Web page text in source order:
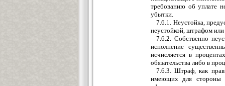
требованию об уплате
убытки.
7.6.1. Неустойка,
неустойкой, штрафом или
7.6.2. Собственно
исполнение
исчисляется в
обязательства либо в
7.6.3. Штраф, как
имеющих для стороны